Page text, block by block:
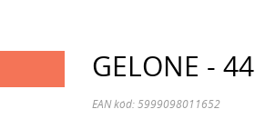
GELONE - 44
EAN kód: 5999098011652